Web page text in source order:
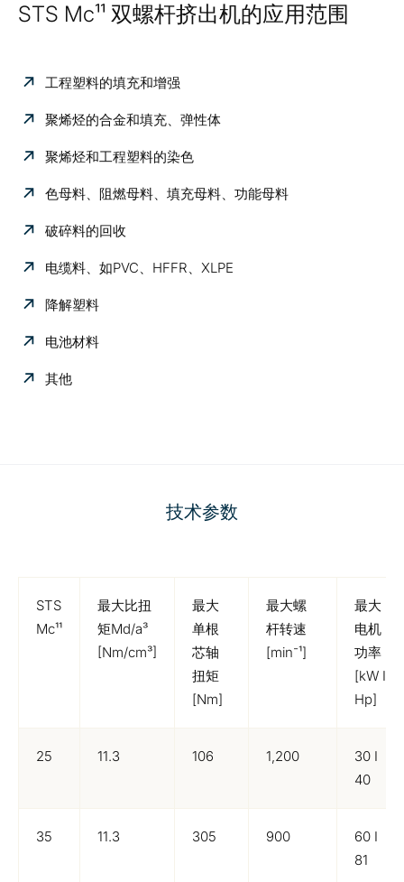
STS Mc¹¹ 双螺杆挤出机的应用范围
工程塑料的填充和增强
聚烯烃的合金和填充、弹性体
聚烯烃和工程塑料的染色
色母料、阻燃母料、填充母料、功能母料
破碎料的回收
电缆料、如PVC、HFFR、XLPE
降解塑料
电池材料
其他
技术参数
STS
Mc¹¹
最大比扭
矩Md/a³
[Nm/cm³]
最大
单根
芯轴
扭矩
[Nm]
最大螺
杆转速
[min⁻¹]
最大
电机
功率
[kW I
Hp]
25 11.3 106 1,200
30 I
40
35 11.3 305 900
60 I
81